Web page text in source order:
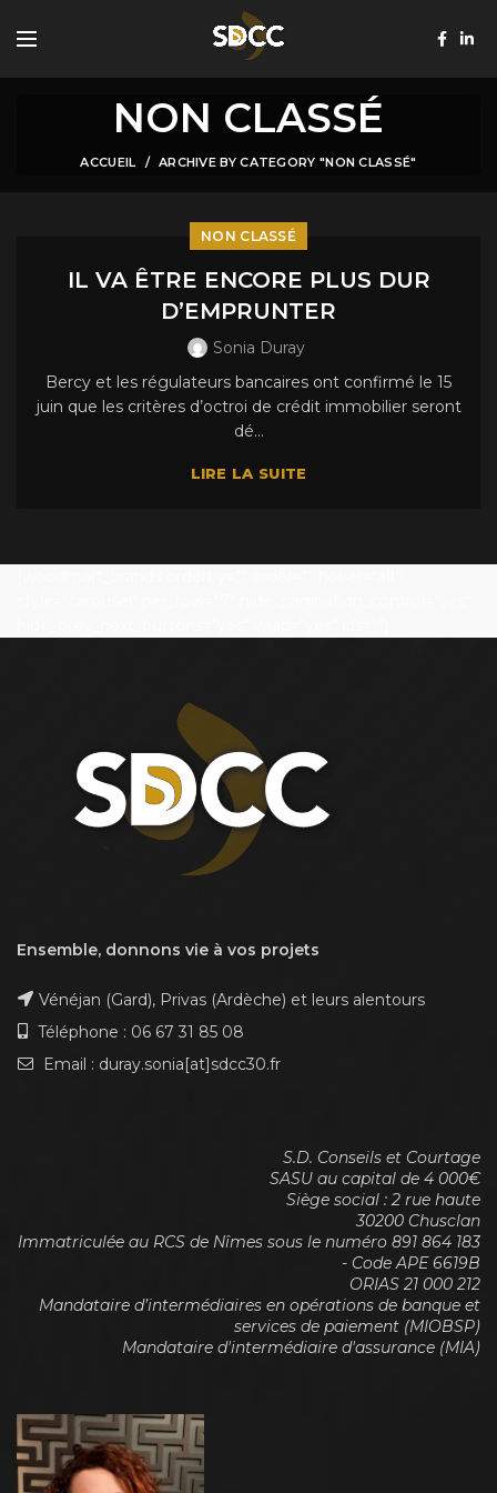
NON CLASSÉ
ACCUEIL ARCHIVE BY CATEGORY "NON CLASSÉ"
NON CLASSÉ
IL VA ÊTRE ENCORE PLUS DUR
D’EMPRUNTER
Sonia Duray
Bercy et les régulateurs bancaires ont confirmé le 15
juin que les critères d’octroi de crédit immobilier seront
dé...
LIRE LA SUITE
Ensemble, donnons vie à vos projets
Vénéjan (Gard), Privas (Ardèche) et leurs alentours
Téléphone : 06 67 31 85 08
Email : duray.sonia[at]sdcc30.fr
S.D. Conseils et Courtage
SASU au capital de 4 000€
Siège social : 2 rue haute
30200 Chusclan
Immatriculée au RCS de Nîmes sous le numéro 891 864 183
- Code APE 6619B
ORIAS 21 000 212
Mandataire d’intermédiaires en opérations de banque et
services de paiement (MIOBSP)
Mandataire d'intermédiaire d'assurance (MIA)